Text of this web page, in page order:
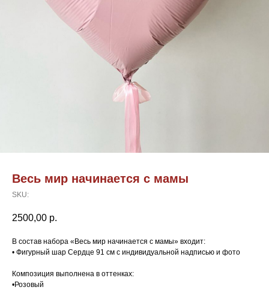
Весь мир начинается с мамы
SKU:
2500,00 р.
В состав набора «Весь мир начинается с мамы» входит:
• Фигурный шар Сердце 91 см с индивидуальной надписью и фото
Композиция выполнена в оттенках:
•Розовый